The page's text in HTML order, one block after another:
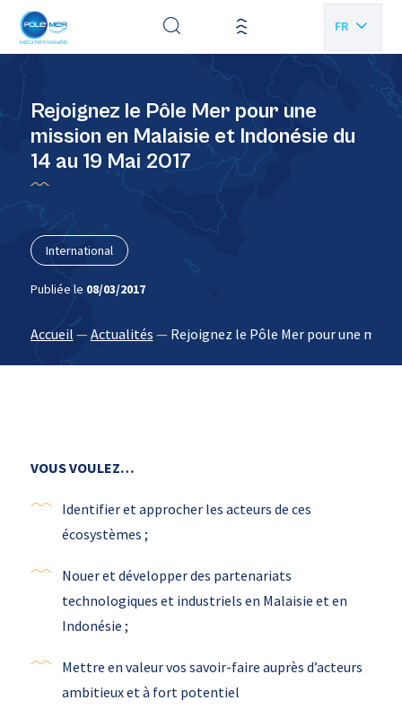
FR
EN
Rejoignez le Pôle Mer pour une
mission en Malaisie et Indonésie du
14 au 19 Mai 2017
International
Publiée le 08/03/2017
Accueil —Actualités — Rejoignez le Pôle Mer pour une
VOUS VOULEZ…
Identifier et approcher les acteurs de ces
écosystèmes ;
Nouer et développer des partenariats
technologiques et industriels en Malaisie et en
Indonésie ;
Mettre en valeur vos savoir-faire auprès d’acteurs
ambitieux et à fort potentiel
Panneau de gestion des cookies